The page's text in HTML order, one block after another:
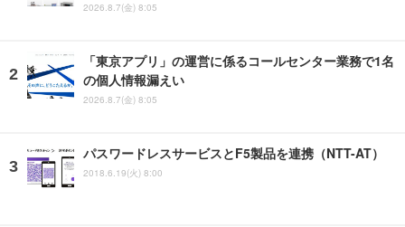
2026.8.7(金) 8:05
「東京アプリ」の運営に係るコールセンター業務で1名
の個人情報漏えい
2026.8.7(金) 8:05
パスワードレスサービスとF5製品を連携（NTT-AT）
2018.6.19(火) 8:00